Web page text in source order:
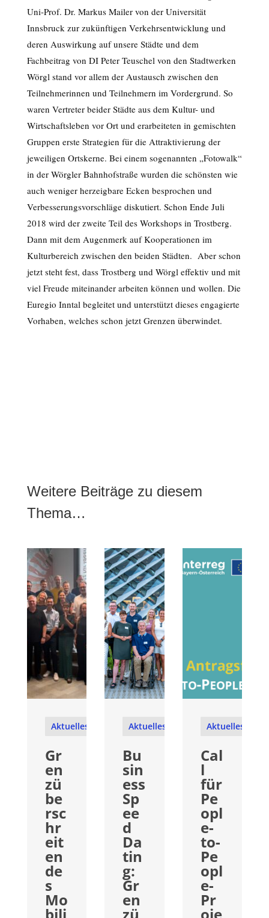
Uni-Prof. Dr. Markus Mailer von der Universität
Innsbruck zur zukünftigen Verkehrsentwicklung und
deren Auswirkung auf unsere Städte und dem
Fachbeitrag von DI Peter Teuschel von den Stadtwerken
Wörgl stand vor allem der Austausch zwischen den
Teilnehmerinnen und Teilnehmern im Vordergrund. So
waren Vertreter beider Städte aus dem Kultur- und
Wirtschaftsleben vor Ort und erarbeiteten in gemischten
Gruppen erste Strategien für die Attraktivierung der
jeweiligen Ortskerne. Bei einem sogenannten „Fotowalk“
in der Wörgler Bahnhofstraße wurden die schönsten wie
auch weniger herzeigbare Ecken besprochen und
Verbesserungsvorschläge diskutiert. Schon Ende Juli
2018 wird der zweite Teil des Workshops in Trostberg.
Dann mit dem Augenmerk auf Kooperationen im
Kulturbereich zwischen den beiden Städten. Aber schon
jetzt steht fest, dass Trostberg und Wörgl effektiv und mit
viel Freude miteinander arbeiten können und wollen. Die
Euregio Inntal begleitet und unterstützt dieses engagierte
Vorhaben, welches schon jetzt Grenzen überwindet.
Weitere Beiträge zu diesem
Thema…
Aktuelles
Gr
en
zü
be
rsc
hr
eit
en
de
s
Mo
bili
Aktuelles
Bu
sin
ess
Sp
ee
d
Da
tin
g:
Gr
en
zü
Aktuelles
Cal
l
für
Pe
opl
e-
to-
Pe
opl
e-
Pr
oje